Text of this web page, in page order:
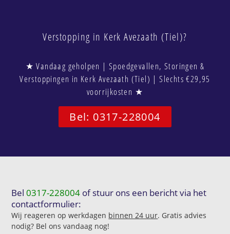
Verstopping in Kerk Avezaath (Tiel)?
★ Vandaag geholpen | Spoedgevallen, Storingen &
Verstoppingen in Kerk Avezaath (Tiel) | Slechts €29,95
voorrijkosten ★
Bel: 0317-228004
Bel0317-228004 of stuur ons een bericht via het
contactformulier:
Wij reageren op werkdagen binnen 24 uur. Gratis advies
nodig? Bel ons vandaag nog!